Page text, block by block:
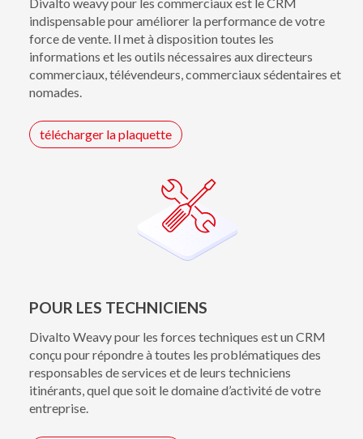
indispensable pour améliorer la performance de votre
force de vente. Il met à disposition toutes les
informations et les outils nécessaires aux directeurs
commerciaux, télévendeurs, commerciaux sédentaires et
nomades.
télécharger la plaquette
POUR LES TECHNICIENS
Divalto Weavy pour les forces techniques est un CRM
conçu pour répondre à toutes les problématiques des
responsables de services et de leurs techniciens
itinérants, quel que soit le domaine d’activité de votre
entreprise.